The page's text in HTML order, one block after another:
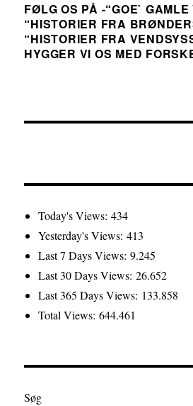
FØLG OS PÅ -“GOE`
“HISTORIER FRA
“HISTORIER FRA
HYGGER VI OS MED
Today's Views:434
Yesterday's Views:413
Last 7 Days Views:9.245
Last 30 Days Views:26.652
Last 365 Days Views: 133.858
Total Views:644.461
Søg